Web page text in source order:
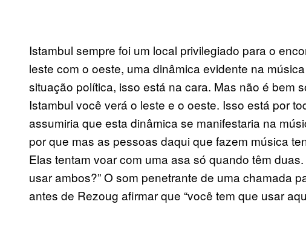
Istambul sempre foi um local privilegiado para o
leste com o oeste, uma dinâmica evidente na
situação política, isso está na cara. Mas não é bem
Istambul você verá o leste e o oeste. Isso está por
assumiria que esta dinâmica se manifestaria na
por que mas as pessoas daqui que fazem música
Elas tentam voar com uma asa só quando têm
usar ambos?” O som penetrante de uma chamada
antes de Rezoug afirmar que “você tem que usar